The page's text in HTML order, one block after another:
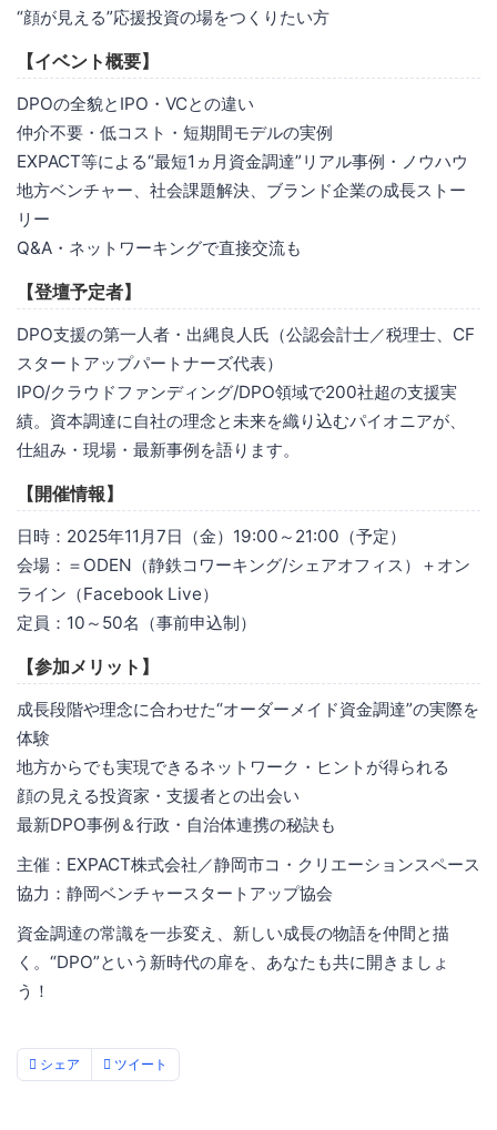
“顔が見える”応援投資の場をつくりたい方
【イベント概要】
DPOの全貌とIPO・VCとの違い
仲介不要・低コスト・短期間モデルの実例
EXPACT等による“最短1ヵ月資金調達”リアル事例・ノウハウ
地方ベンチャー、社会課題解決、ブランド企業の成長ストー
リー
Q&A・ネットワーキングで直接交流も
【登壇予定者】
DPO支援の第一人者・出縄良人氏（公認会計士／税理士、CF
スタートアップパートナーズ代表）
IPO/クラウドファンディング/DPO領域で200社超の支援実
績。資本調達に自社の理念と未来を織り込むパイオニアが、
仕組み・現場・最新事例を語ります。
【開催情報】
日時：2025年11月7日（金）19:00～21:00（予定）
会場：＝ODEN（静鉄コワーキング/シェアオフィス）＋オン
ライン（Facebook Live）
定員：10～50名（事前申込制）
【参加メリット】
成長段階や理念に合わせた“オーダーメイド資金調達”の実際を
体験
地方からでも実現できるネットワーク・ヒントが得られる
顔の見える投資家・支援者との出会い
最新DPO事例＆行政・自治体連携の秘訣も
主催：EXPACT株式会社／静岡市コ・クリエーションスペース
協力：静岡ベンチャースタートアップ協会
資金調達の常識を一歩変え、新しい成長の物語を仲間と描
く。“DPO”という新時代の扉を、あなたも共に開きましょ
う！
シェア ツイート